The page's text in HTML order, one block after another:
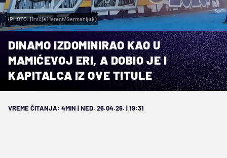
(PHOTO: Hrvoje Herent/Germanijak)
DINAMO IZDOMINIRAO KAO U
MAMIĆEVOJ ERI, A DOBIO JE I
KAPITALCA IZ OVE TITULE
VREME ČITANJA: 4MIN | NED. 26.04.26. | 19:31